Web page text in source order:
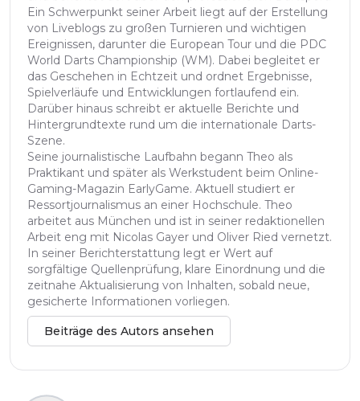
Ein Schwerpunkt seiner Arbeit liegt auf der Erstellung
von Liveblogs zu großen Turnieren und wichtigen
Ereignissen, darunter die European Tour und die PDC
World Darts Championship (WM). Dabei begleitet er
das Geschehen in Echtzeit und ordnet Ergebnisse,
Spielverläufe und Entwicklungen fortlaufend ein.
Darüber hinaus schreibt er aktuelle Berichte und
Hintergrundtexte rund um die internationale Darts-
Szene.
Seine journalistische Laufbahn begann Theo als
Praktikant und später als Werkstudent beim Online-
Gaming-Magazin EarlyGame. Aktuell studiert er
Ressortjournalismus an einer Hochschule. Theo
arbeitet aus München und ist in seiner redaktionellen
Arbeit eng mit Nicolas Gayer und Oliver Ried vernetzt.
In seiner Berichterstattung legt er Wert auf
sorgfältige Quellenprüfung, klare Einordnung und die
zeitnahe Aktualisierung von Inhalten, sobald neue,
gesicherte Informationen vorliegen.
Beiträge des Autors ansehen